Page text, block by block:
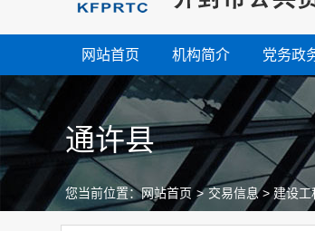
网站首页 机构简介 党务政
通许县
您当前位置：网站首页 > 交易信息>建设工